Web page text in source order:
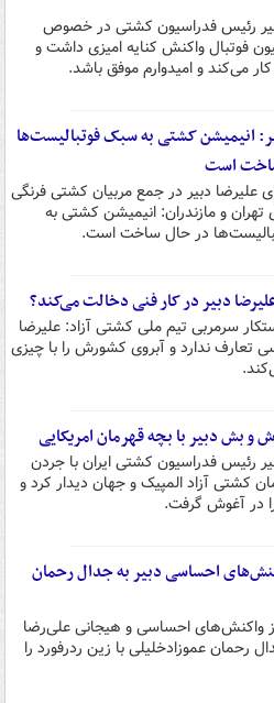
رئیس فدراسیون کشتی در خصوص
فوتبال واکنش کنایه امیزی داشت و
می‌کند و امیدوارم موفق باشد.
انیمیشن کشتی به سبک فوتبالیست‌ها
است
دبیر در جمع مربیان کشتی فرنگی
تهران و مازندران: انیمیشن کشتی به
در حال ساخت است.
دبیر در کار فنی دخالت می‌کند؟
سرمربی تیم ملی کشتی آزاد: علیرضا
تعارف ندارد و آبروی کشورش را با چیزی
و بش دبیر با بچه قهرمان امریکایی
رئیس فدراسیون کشتی ایران با جردن
کشتی آزاد المپیک و جهان دیدار کرد و
در آغوش گرفت.
احساسی دبیر به جدال رحمان
واکنش‌های احساسی و هیجانی علی‌رضا
رحمان عموزادخلیلی با زین ردرفورد را